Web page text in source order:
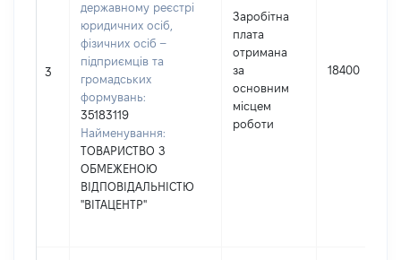
3
державному реєстрі
юридичних осіб,
фізичних осіб –
підприємців та
громадських
формувань:
35183119
Найменування:
ТОВАРИСТВО З
ОБМЕЖЕНОЮ
ВІДПОВІДАЛЬНІСТЮ
"ВІТАЦЕНТР"
Заробітна
плата
отримана
за
основним
місцем
роботи
18400